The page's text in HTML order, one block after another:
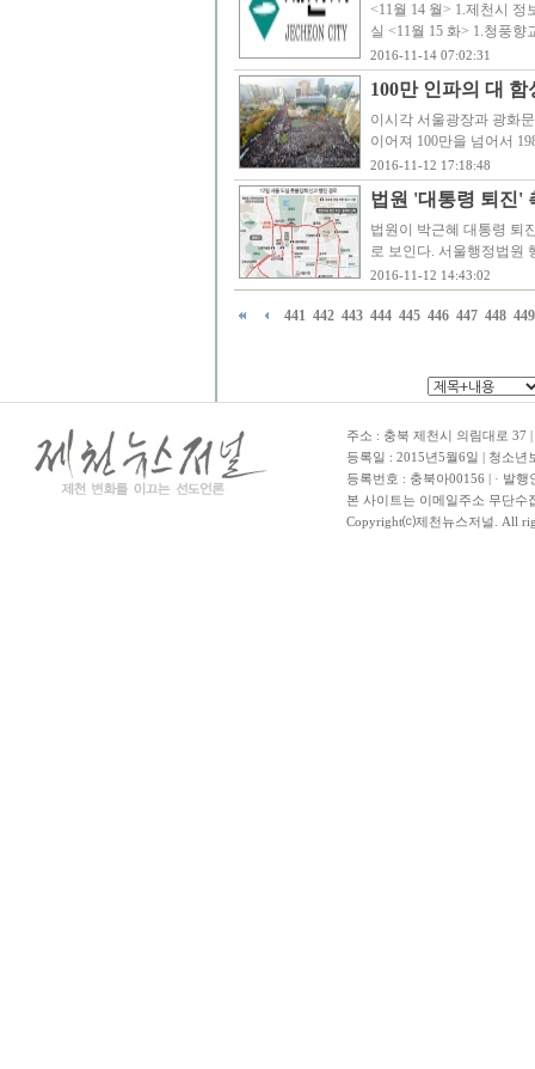
<11월 14 월> 1.제천시 정
실 <11월 15 화> 1.청풍
2016-11-14 07:02:31
100만 인파의 대
이시각 서울광장과 광화
이어져 100만을 넘어서
2016-11-12 17:18:48
법원 '대통령 퇴진'
법원이 박근혜 대통령 퇴
로 보인다. 서울행정법원
2016-11-12 14:43:02
441 442 443 444 445 446 447 448 449
주소 : 충북 제천시 의림대로 37
등록일 : 2015년5월6일 | 청소
등록번호 : 충북아00156 | · 발
본 사이트는 이메일주소 무단수
Copyright⒞제천뉴스저널. All